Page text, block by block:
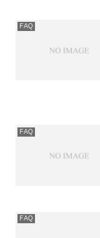
FAQ
FAQ
FAQ